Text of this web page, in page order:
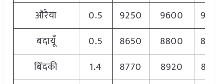
औरैया
0.5 9250 9600
बदायूँ
0.5 8650 8800
बिंदकी
1.4 8770 8920